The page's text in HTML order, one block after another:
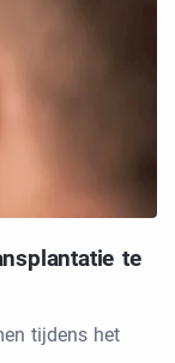
te
tijdens het